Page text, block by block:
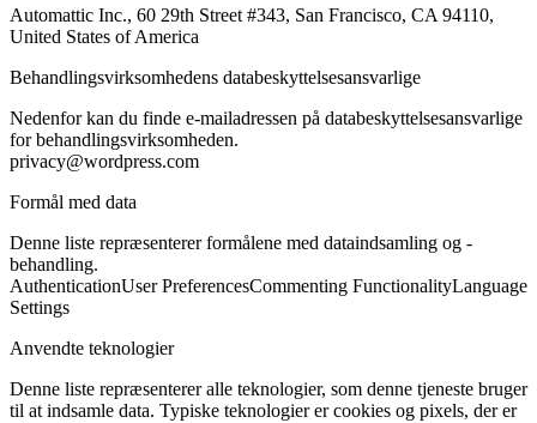
Automattic Inc., 60 29th Street #343, San Francisco, CA 94110,
United States of America
Behandlingsvirksomhedens databeskyttelsesansvarlige
Nedenfor kan du finde e-mailadressen på databeskyttelsesansvarlige
for behandlingsvirksomheden.
privacy@wordpress.com
Formål med data
Denne liste repræsenterer formålene med dataindsamling og -
behandling.
AuthenticationUser PreferencesCommenting FunctionalityLanguage
Settings
Anvendte teknologier
Denne liste repræsenterer alle teknologier, som denne tjeneste bruger
til at indsamle data. Typiske teknologier er cookies og pixels, der er